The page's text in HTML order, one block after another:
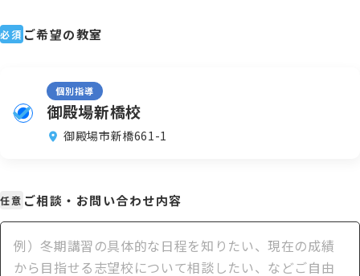
必須 ご希望の教室
個別指導
御殿場新橋校
御殿場市新橋661-1
任意 ご相談・お問い合わせ内容